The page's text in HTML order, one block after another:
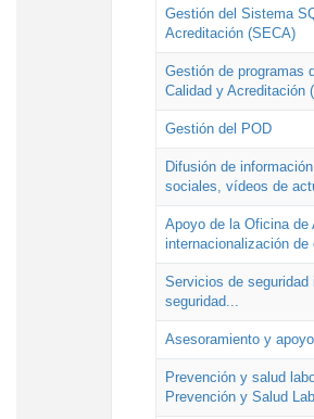
Gestión del Sistema
Acreditación (SECA)
Gestión de programas
Calidad y Acreditación
Gestión del POD
Difusión de
sociales, vídeos de
Apoyo de la Oficina
internacionalización
Servicios de
seguridad...
Asesoramiento y
Prevención y salud
Prevención y Salud